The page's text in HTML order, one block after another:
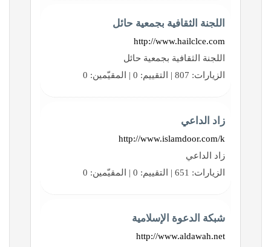
اللجنة الثقافية بجمعية حائل
http://www.hailclce.com
اللجنة الثقافية بجمعية حائل
الزيارات: 807 | التقييم: 0 | المقيّمين: 0
زاد الداعي
http://www.islamdoor.com/k
زاد الداعي
الزيارات: 651 | التقييم: 0 | المقيّمين: 0
شبكة الدعوة الإسلامية
http://www.aldawah.net